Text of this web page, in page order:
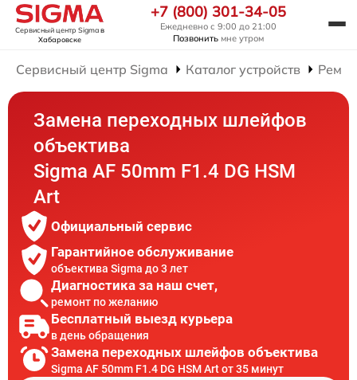
Сервисный центр Sigmaв
Хабаровске
+7 (800) 301-34-05
Ежедневно с 9:00 до 21:00
Позвонить мне утром
Сервисный центр Sigma Каталог устройств
Замена переходных шлейфов
объектива
Sigma AF 50mm F1.4 DG HSM
Art
Официальный сервис
Гарантийное обслуживание
объектива Sigma до 3 лет
Диагностика за наш счет,
ремонт по желанию
Бесплатный выезд курьера
в день обращения
Замена переходных шлейфов объектива
Sigma AF 50mm F1.4 DG HSM Art от 35 минут